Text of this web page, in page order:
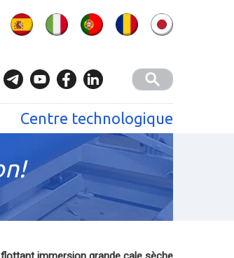
Centre technologique